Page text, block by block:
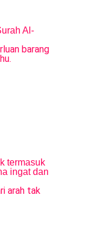
Al-
termasuk
ingat dan